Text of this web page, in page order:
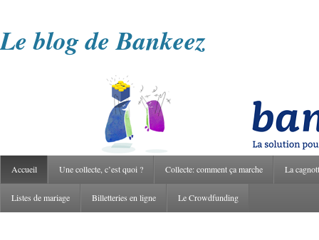
Le blog de Bankeez
Accueil Une collecte, c’est quoi ? Collecte: comment ça marche La
Listes de mariage Billetteries en ligne Le Crowdfunding